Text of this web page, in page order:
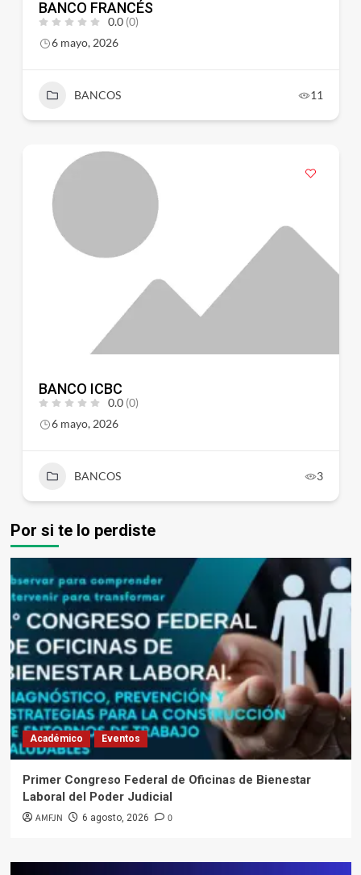
BANCO FRANCÉS
0.0 (0)
6 mayo, 2026
BANCOS 11
BANCO ICBC
0.0 (0)
6 mayo, 2026
BANCOS 3
Por si te lo perdiste
Académico Eventos
Primer Congreso Federal de Oficinas de Bienestar
Laboral del Poder Judicial
AMFJN 6 agosto, 2026 0